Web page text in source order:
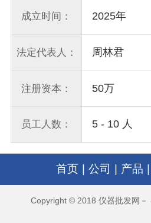
成立时间： 2025年
法定代表人： 周林君
注册资本： 50万
员工人数： 5 - 10 人
首页 公司 产品
Copyright © 2018 仪器批发网－